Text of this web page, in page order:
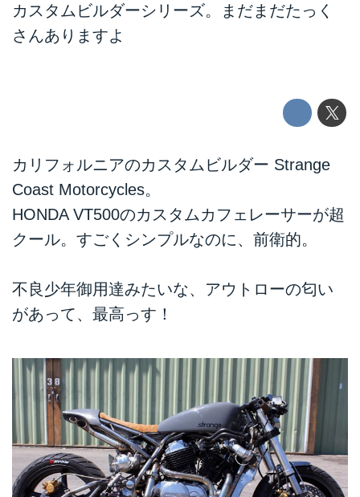
カスタムビルダーシリーズ。まだまだたっく
さんありますよ
カリフォルニアのカスタムビルダー Strange
Coast Motorcycles。
HONDA VT500のカスタムカフェレーサーが超
クール。すごくシンプルなのに、前衛的。
不良少年御用達みたいな、アウトローの匂い
があって、最高っす！